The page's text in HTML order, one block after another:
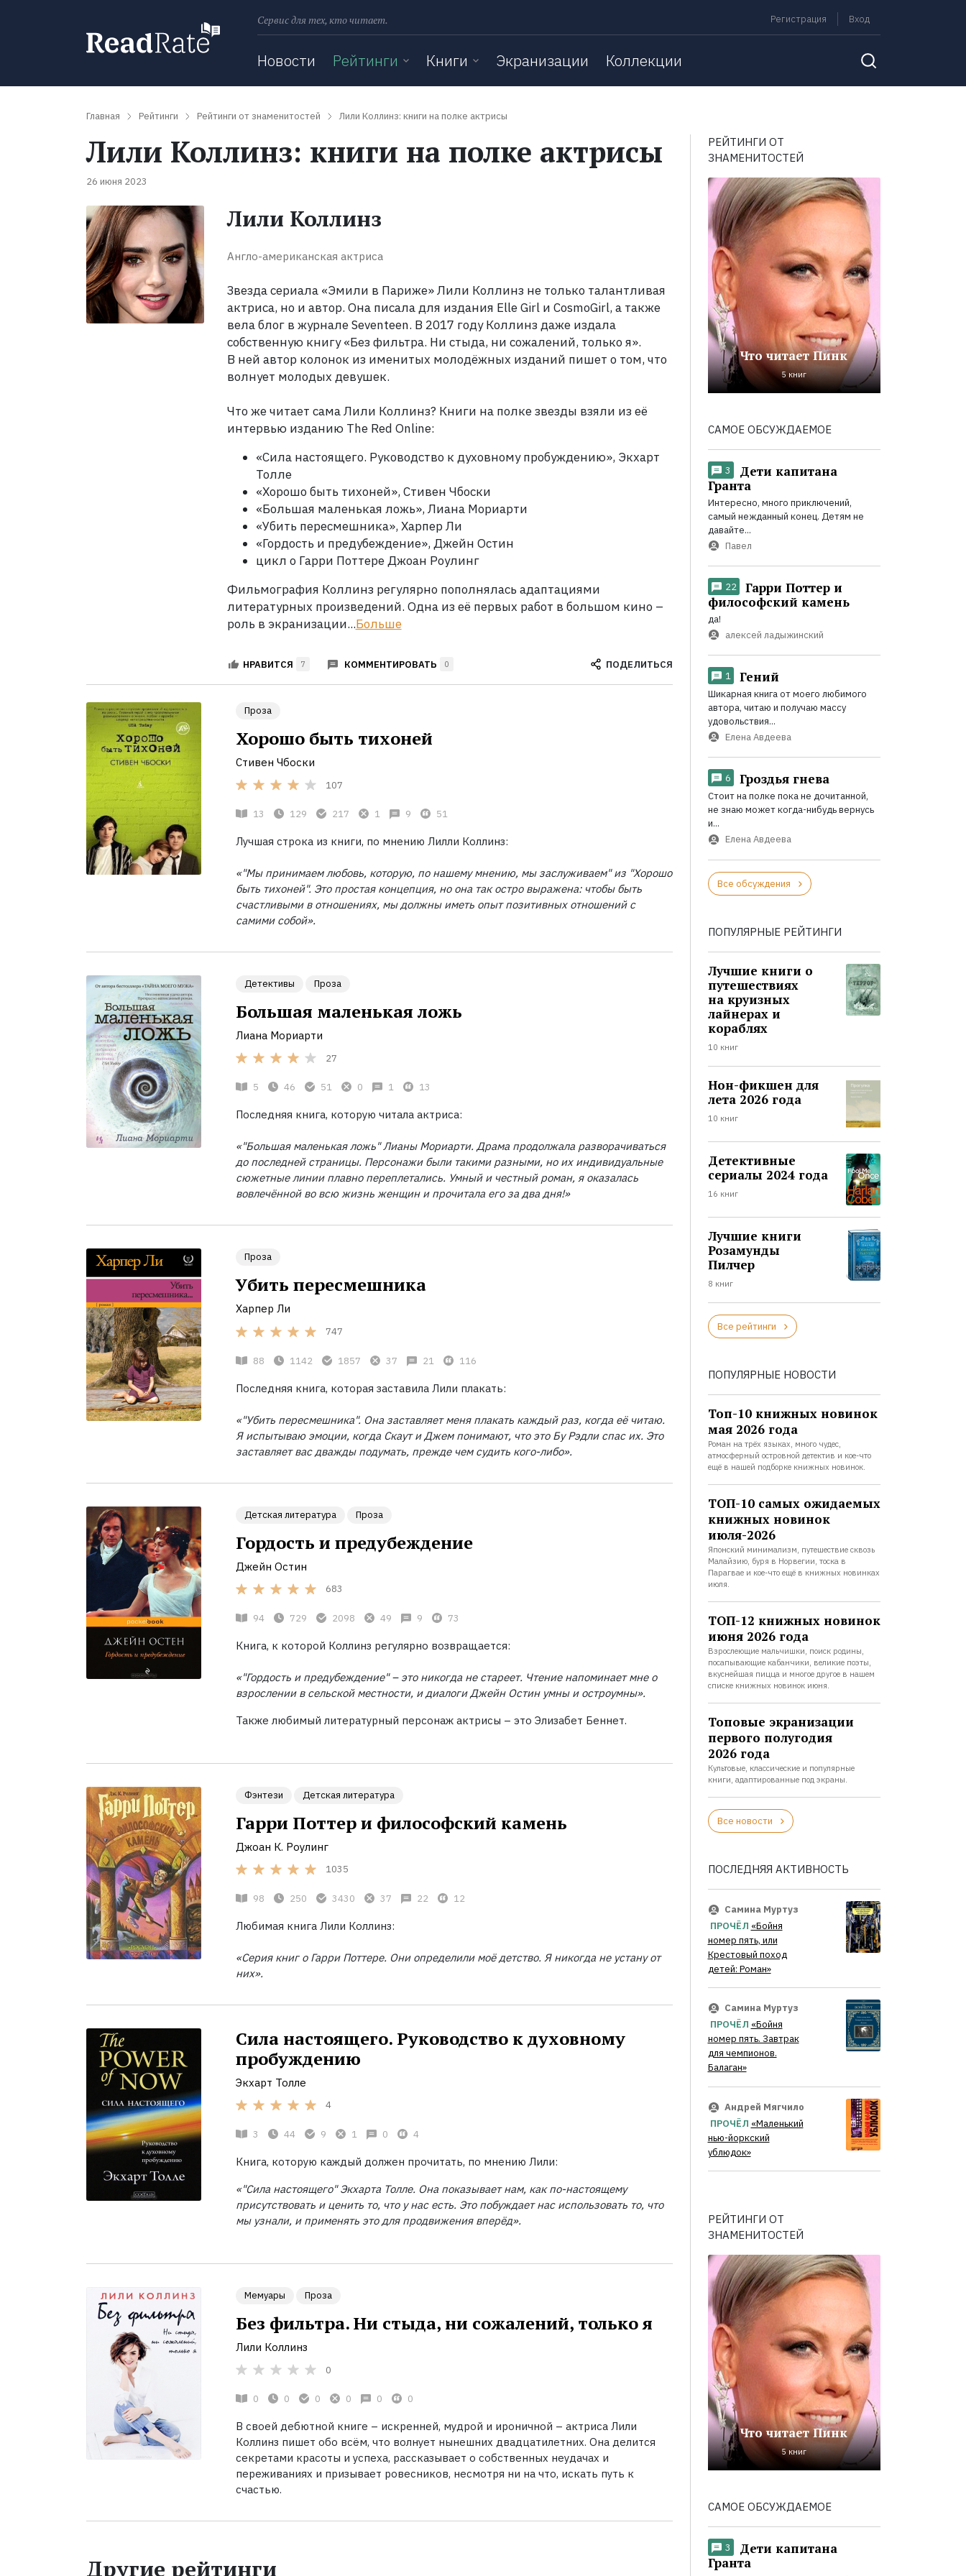
Сервис для тех, кто читает. Регистрация Вход
Новости Рейтинги Книги Экранизации Коллекции
Главная Рейтинги Рейтинги от знаменитостей Лили Коллинз: книги на полке актрисы
Лили Коллинз: книги на полке актрисы
26 июня 2023
Лили Коллинз
Англо-американская актриса
Звезда сериала «Эмили в Париже» Лили Коллинз не только талантливая
актриса, но и автор. Она писала для издания Elle Girl и CosmoGirl, а также
вела блог в журнале Seventeen. В 2017 году Коллинз даже издала
собственную книгу «Без фильтра. Ни стыда, ни сожалений, только я».
В ней автор колонок из именитых молодёжных изданий пишет о том, что
волнует молодых девушек.
Что же читает сама Лили Коллинз? Книги на полке звезды взяли из её
интервью изданию The Red Online:
«Сила настоящего. Руководство к духовному пробуждению», Экхарт
Толле
«Хорошо быть тихоней», Стивен Чбоски
«Большая маленькая ложь», Лиана Мориарти
«Убить пересмешника», Харпер Ли
«Гордость и предубеждение», Джейн Остин
цикл о Гарри Поттере Джоан Роулинг
Фильмография Коллинз регулярно пополнялась адаптациями
литературных произведений. Одна из её первых работ в большом кино –
роль в экранизации...Больше
НРАВИТСЯ 7 КОММЕНТИРОВАТЬ 0 ПОДЕЛИТЬСЯ
Проза
Хорошо быть тихоней
Стивен Чбоски
107
13 129 217 1 9 51
Лучшая строка из книги, по мнению Лилли Коллинз:
«"Мы принимаем любовь, которую, по нашему мнению, мы заслуживаем" из "Хорошо
быть тихоней". Это простая концепция, но она так остро выражена: чтобы быть
счастливыми в отношениях, мы должны иметь опыт позитивных отношений с
самими собой».
Детективы Проза
Большая маленькая ложь
Лиана Мориарти
27
5 46 51 0 1 13
Последняя книга, которую читала актриса:
«"Большая маленькая ложь" Лианы Мориарти. Драма продолжала разворачиваться
до последней страницы. Персонажи были такими разными, но их индивидуальные
сюжетные линии плавно переплетались. Умный и честный роман, я оказалась
вовлечённой во всю жизнь женщин и прочитала его за два дня!»
Проза
Убить пересмешника
Харпер Ли
747
88 1142 1857 37 21 116
Последняя книга, которая заставила Лили плакать:
«"Убить пересмешника". Она заставляет меня плакать каждый раз, когда её читаю.
Я испытываю эмоции, когда Скаут и Джем понимают, что это Бу Рэдли спас их. Это
заставляет вас дважды подумать, прежде чем судить кого-либо».
Детская литература Проза
Гордость и предубеждение
Джейн Остин
683
94 729 2098 49 9 73
Книга, к которой Коллинз регулярно возвращается:
«"Гордость и предубеждение" – это никогда не стареет. Чтение напоминает мне о
взрослении в сельской местности, и диалоги Джейн Остин умны и остроумны».
Также любимый литературный персонаж актрисы – это Элизабет Беннет.
Фэнтези Детская литература
Гарри Поттер и философский камень
Джоан К. Роулинг
1035
98 250 3430 37 22 12
Любимая книга Лили Коллинз:
«Серия книг о Гарри Поттере. Они определили моё детство. Я никогда не устану от
них».
Сила настоящего. Руководство к духовному
пробуждению
Экхарт Толле
4
3 44 9 1 0 4
Книга, которую каждый должен прочитать, по мнению Лили:
«"Сила настоящего" Экхарта Толле. Она показывает нам, как по-настоящему
присутствовать и ценить то, что у нас есть. Это побуждает нас использовать то, что
мы узнали, и применять это для продвижения вперёд».
Мемуары Проза
Без фильтра. Ни стыда, ни сожалений, только я
Лили Коллинз
0
0 0 0 0 0 0
В своей дебютной книге – искренней, мудрой и ироничной – актриса Лили
Коллинз пишет обо всём, что волнует нынешних двадцатилетних. Она делится
секретами красоты и успеха, рассказывает о собственных неудачах и
переживаниях и призывает ровесников, несмотря ни на что, искать путь к
счастью.
Другие рейтинги
РЕЙТИНГИ ОТ
ЗНАМЕНИТОСТЕЙ
Что читает Пинк
5 книг
САМОЕ ОБСУЖДАЕМОЕ
3
Дети капитана
Гранта
Интересно, много приключений,
самый нежданный конец. Детям не
давайте...
Павел
22
Гарри Поттер и
философский камень
да!
алексей ладыжинский
1 Гений
Шикарная книга от моего любимого
автора, читаю и получаю массу
удовольствия...
Елена Авдеева
6 Гроздья гнева
Стоит на полке пока не дочитанной,
не знаю может когда-нибудь вернусь
и...
Елена Авдеева
Все обсуждения
ПОПУЛЯРНЫЕ РЕЙТИНГИ
Лучшие книги о
путешествиях
на круизных
лайнерах и
кораблях
10 книг
Нон-фикшен для
лета 2026 года
10 книг
Детективные
сериалы 2024 года
16 книг
Лучшие книги
Розамунды
Пилчер
8 книг
Все рейтинги
ПОПУЛЯРНЫЕ НОВОСТИ
Топ-10 книжных новинок
мая 2026 года
Роман на трёх языках, много чудес,
атмосферный островной детектив и кое-что
ещё в нашей подборке книжных новинок.
ТОП-10 самых ожидаемых
книжных новинок
июля-2026
Японский минимализм, путешествие сквозь
Малайзию, буря в Норвегии, тоска в
Парагвае и кое-что ещё в книжных новинках
июля.
ТОП-12 книжных новинок
июня 2026 года
Взрослеющие мальчишки, поиск родины,
посапывающие кабанчики, великие поэты,
вкуснейшая пицца и многое другое в нашем
списке книжных новинок июня.
Топовые экранизации
первого полугодия
2026 года
Культовые, классические и популярные
книги, адаптированные под экраны.
Все новости
ПОСЛЕДНЯЯ АКТИВНОСТЬ
Самина Муртуз
ПРОЧЁЛ «Бойня
номер пять, или
Крестовый поход
детей: Роман»
Самина Муртуз
ПРОЧЁЛ «Бойня
номер пять. Завтрак
для чемпионов.
Балаган»
Андрей Мягчило
ПРОЧЁЛ «Маленький
нью-йоркский
ублюдок»
РЕЙТИНГИ ОТ
ЗНАМЕНИТОСТЕЙ
Что читает Пинк
5 книг
САМОЕ ОБСУЖДАЕМОЕ
3
Дети капитана
Гранта